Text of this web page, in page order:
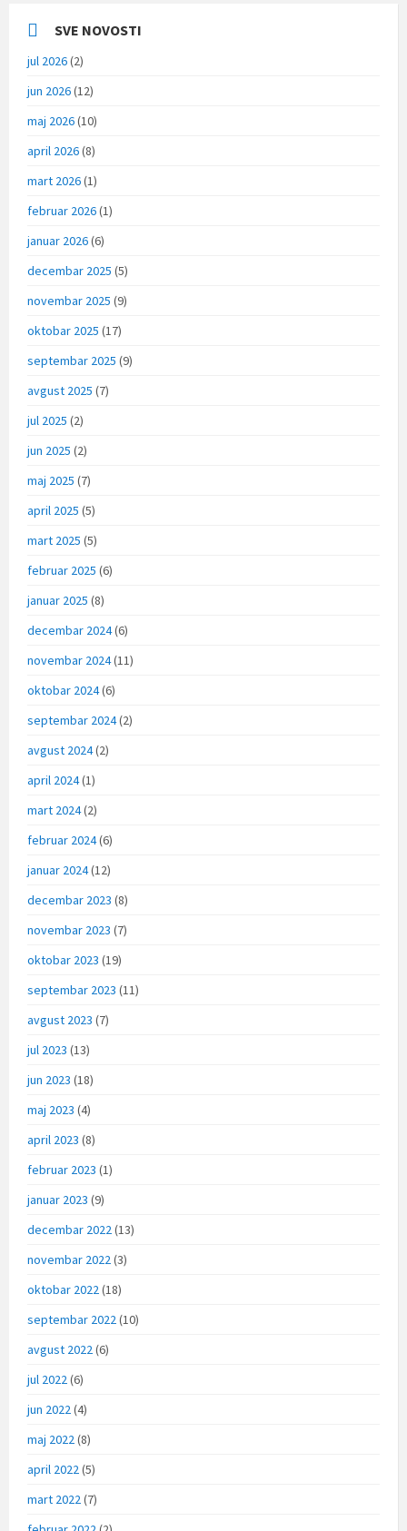
SVE NOVOSTI
jul 2026(2)
jun 2026(12)
maj 2026(10)
april 2026(8)
mart 2026(1)
februar 2026(1)
januar 2026(6)
decembar 2025 (5)
novembar 2025 (9)
oktobar 2025 (17)
septembar 2025 (9)
avgust 2025 (7)
jul 2025 (2)
jun 2025 (2)
maj 2025 (7)
april 2025 (5)
mart 2025 (5)
februar 2025 (6)
januar 2025 (8)
decembar 2024(6)
novembar 2024(11)
oktobar 2024(6)
septembar 2024(2)
avgust 2024(2)
april 2024(1)
mart 2024(2)
februar 2024(6)
januar 2024(12)
decembar 2023 (8)
novembar 2023 (7)
oktobar 2023 (19)
septembar 2023 (11)
avgust 2023 (7)
jul 2023 (13)
jun 2023 (18)
maj 2023 (4)
april 2023 (8)
februar 2023 (1)
januar 2023 (9)
decembar 2022(13)
novembar 2022(3)
oktobar 2022(18)
septembar 2022(10)
avgust 2022(6)
jul 2022(6)
jun 2022(4)
maj 2022(8)
april 2022(5)
mart 2022(7)